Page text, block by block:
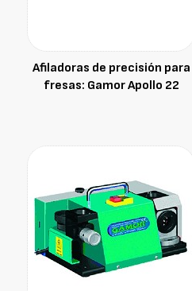
Afiladoras de precisión para
fresas: Gamor Apollo 22